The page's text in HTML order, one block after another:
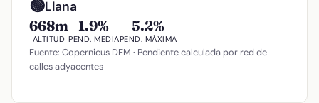
🟢Llana
668m
ALTITUD
1.9%
PEND. MEDIA
5.2%
PEND. MÁXIMA
Fuente: Copernicus DEM · Pendiente calculada por red de
calles adyacentes